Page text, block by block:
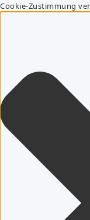
Cookie-Zustimmung